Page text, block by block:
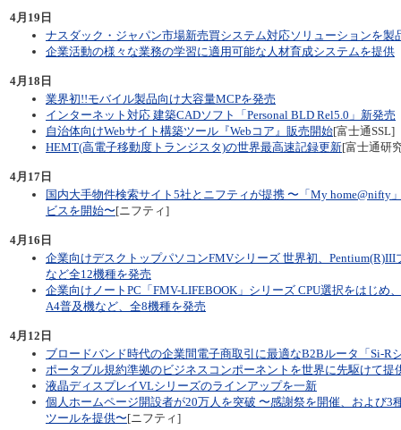
4月19日
ナスダック・ジャパン市場新売買システム対応ソリューションを製
企業活動の様々な業務の学習に適用可能な人材育成システムを提供
4月18日
業界初!!モバイル製品向け大容量MCPを発売
インターネット対応 建築CADソフト「Personal BLD Rel5.0」新発売
自治体向けWebサイト構築ツール『Webコア』販売開始[富士通SSL]
HEMT(高電子移動度トランジスタ)の世界最高速記録更新[富士通研
4月17日
国内大手物件検索サイト5社とニフティが提携 〜「My home@nifty
ビスを開始〜[ニフティ]
4月16日
企業向けデスクトップパソコンFMVシリーズ 世界初、Pentium(R)III
など全12機種を発売
企業向けノートPC「FMV-LIFEBOOK」シリーズ CPU選択をはじめ
A4普及機など、全8機種を発売
4月12日
ブロードバンド時代の企業間電子商取引に最適なB2Bルータ「Si-R
ポータブル規約準拠のビジネスコンポーネントを世界に先駆けて提
液晶ディスプレイVLシリーズのラインアップを一新
個人ホームページ開設者が20万人を突破 〜感謝祭を開催、および3
ツールを提供〜[ニフティ]